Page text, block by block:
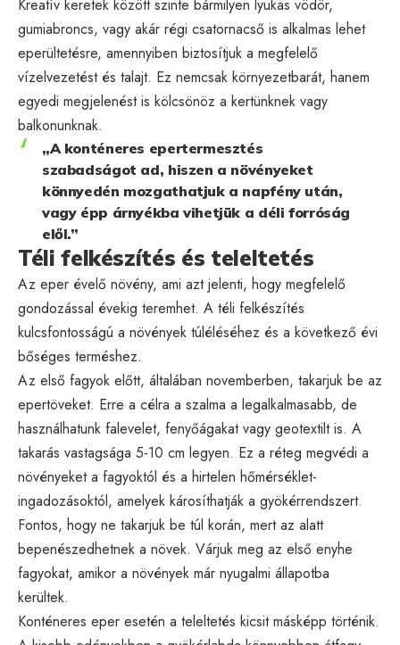
Kreatív keretek között szinte bármilyen lyukas vödör,
gumiabroncs, vagy akár régi csatornacső is alkalmas lehet
eperültetésre, amennyiben biztosítjuk a megfelelő
vízelvezetést és talajt. Ez nemcsak környezetbarát, hanem
egyedi megjelenést is kölcsönöz a kertünknek vagy
balkonunknak.
„A konténeres epertermesztés
szabadságot ad, hiszen a növényeket
könnyedén mozgathatjuk a napfény után,
vagy épp árnyékba vihetjük a déli forróság
elől.”
Téli felkészítés és teleltetés
Az eper évelő növény, ami azt jelenti, hogy megfelelő
gondozással évekig teremhet. A téli felkészítés
kulcsfontosságú a növények túléléséhez és a következő évi
bőséges terméshez.
Az első fagyok előtt, általában novemberben, takarjuk be az
epertöveket. Erre a célra a szalma a legalkalmasabb, de
használhatunk falevelet, fenyőágakat vagy geotextilt is. A
takarás vastagsága 5-10 cm legyen. Ez a réteg megvédi a
növényeket a fagyoktól és a hirtelen hőmérséklet-
ingadozásoktól, amelyek károsíthatják a gyökérrendszert.
Fontos, hogy ne takarjuk be túl korán, mert az alatt
bepenészedhetnek a növek. Várjuk meg az első enyhe
fagyokat, amikor a növények már nyugalmi állapotba
kerültek.
Konténeres eper esetén a teleltetés kicsit másképp történik.